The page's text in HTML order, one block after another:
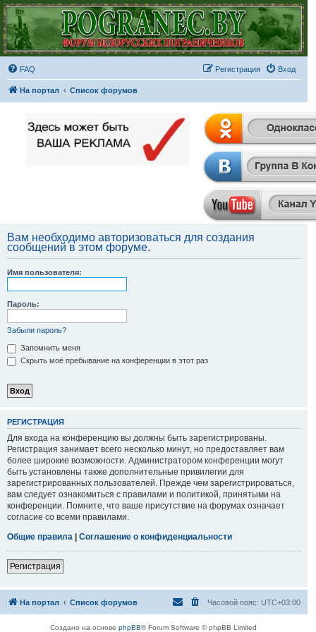
FAQ Вход
Регистрация
На портал Список форумов
Вам необходимо авторизоваться для создания
сообщений в этом форуме.
Имя пользователя:
Пароль:
Забыли пароль?
Запомнить меня
Скрыть моё пребывание на конференции в этот раз
РЕГИСТРАЦИЯ
Для входа на конференцию вы должны быть зарегистрированы.
Регистрация занимает всего несколько минут, но предоставляет вам
более широкие возможности. Администратором конференции могут
быть установлены также дополнительные привилегии для
зарегистрированных пользователей. Прежде чем зарегистрироваться,
вам следует ознакомиться с правилами и политикой, принятыми на
конференции. Помните, что ваше присутствие на форумах означает
согласие со всеми правилами.
Общие правила
Соглашение о конфиденциальности
Регистрация
На портал Список форумов Часовой пояс: UTC+03:00
Создано на основеphpBB® Forum Software © phpBB Limited